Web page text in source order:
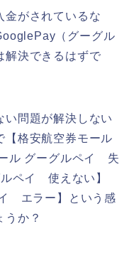
金がされているな
（グーグル
解決できるはずで
い問題が解決しない
【格安航空券モール
ル グーグルペイ 失
ペイ 使えない】
エラー】という感
うか？